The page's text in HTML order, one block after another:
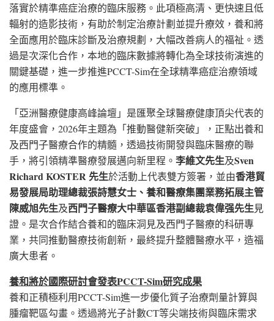
落實於精準癌症治療的臨床服務。此項極高清、更快速且低
輻射的造影技術，有助於制定治療計劃並提升療效，養和將
全面應用於臨床診斷及治療規劃，大幅改善病人的福祉。透
過是次深化合作，本地的臨床數據將轉化為全球技術演進的
關鍵基礎，進一步推進PCCT-Sim在全球精準癌症治療領域
的應用標準。
「亞洲醫療健康高峰論壇」是匯聚全球醫療健康頂尖代表的
年度盛會，2026年主題為「推動醫健新突破」，正點出養和
及西門子醫療合作的精髓，透過技術開發與臨床醫療的聯
手，將引領精準醫療發展邁向新里程。 李維文先生及Sven
Richard KOSTER 先生於活動上代表雙方簽署，並由香港貿
易發展局助理總裁張詩慧女士、養和醫療集團業務拓展主管
陳威旭先生及西門子醫療大中華區香港副總裁袁偉强先生見
證。是次合作結合養和的臨床洞見及西門子醫療的科研專
業，共同推動醫療技術創新，最終提升整體醫療水平，造福
廣大患者。
養和將於國際研討會發表PCCT-Sim研究成果
養和正積極利用PCCT-Sim進一步優化質子治療劑量計算與
腫瘤靶區勾畫。透過將光子計數CT等尖端技術與臨床需求